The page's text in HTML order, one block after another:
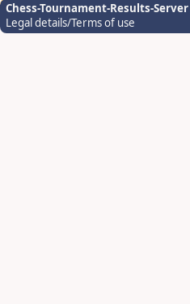
Chess-Tournament-Results-Server
Legal details/Terms of use